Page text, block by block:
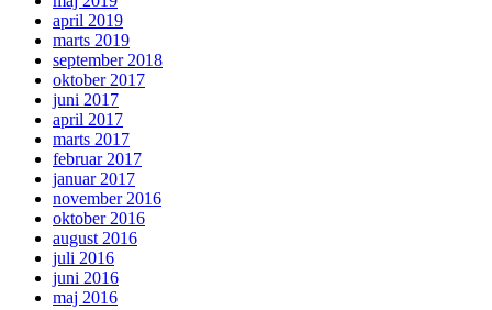
april 2019
marts 2019
september 2018
oktober 2017
juni 2017
april 2017
marts 2017
februar 2017
januar 2017
november 2016
oktober 2016
august 2016
juli 2016
juni 2016
maj 2016